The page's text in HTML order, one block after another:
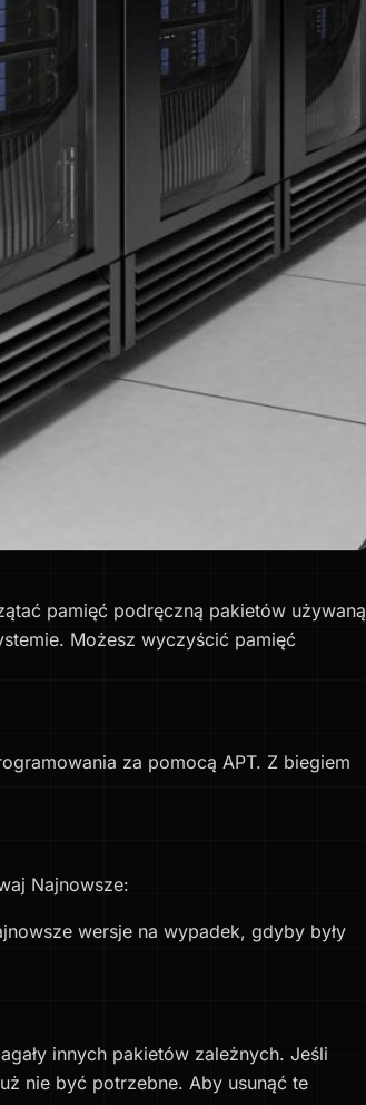
pamięć podręczną pakietów używaną
Możesz wyczyścić pamięć
za pomocą APT. Z biegiem
Najnowsze:
wersje na wypadek, gdyby były
innych pakietów zależnych. Jeśli
nie być potrzebne. Aby usunąć te